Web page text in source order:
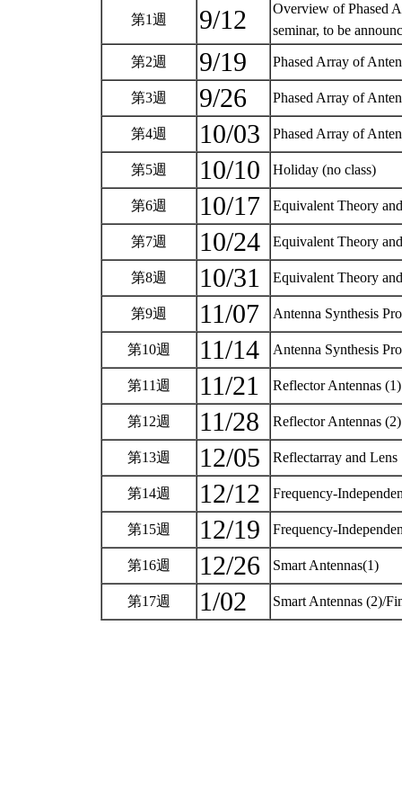
第1週 9/12
Overview of Phased
seminar, to be
第2週 9/19 Phased Array of
第3週 9/26 Phased Array of
第4週 10/03 Phased Array of
第5週 10/10 Holiday (no class)
第6週 10/17 Equivalent Theory
第7週 10/24 Equivalent Theory
第8週 10/31 Equivalent Theory
第9週 11/07 Antenna Synthesis
第10週 11/14 Antenna Synthesis
第11週 11/21 Reflector Antennas
第12週 11/28 Reflector Antennas
第13週 12/05 Reflectarray and
第14週 12/12 Frequency-
第15週 12/19 Frequency-
第16週 12/26 Smart Antennas(1)
第17週 1/02 Smart Antennas (2)/